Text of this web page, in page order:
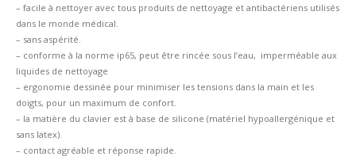
– facile à nettoyer avec tous produits de nettoyage et antibactériens utilisés
dans le monde médical.
– sans aspérité.
– conforme à la norme ip65, peut être rincée sous l’eau, imperméable aux
liquides de nettoyage
– ergonomie dessinée pour minimiser les tensions dans la main et les
doigts, pour un maximum de confort.
– la matière du clavier est à base de silicone (matériel hypoallergénique et
sans latex).
– contact agréable et réponse rapide.